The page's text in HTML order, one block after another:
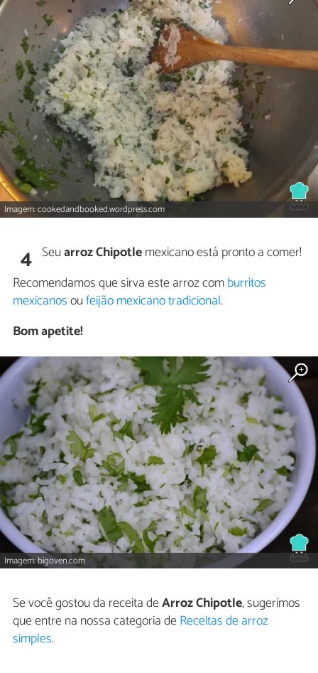
Imagem: cookedandbooked.wordpress.com
4 Seuarroz Chipotlemexicano está pronto a comer!
Recomendamos que sirva este arroz comburritos
mexicanosoufeijão mexicano tradicional.
Bom apetite!
Imagem: bigoven.com
Se você gostou da receita deArroz Chipotle, sugerimos
que entre na nossa categoria deReceitas de arroz
simples.